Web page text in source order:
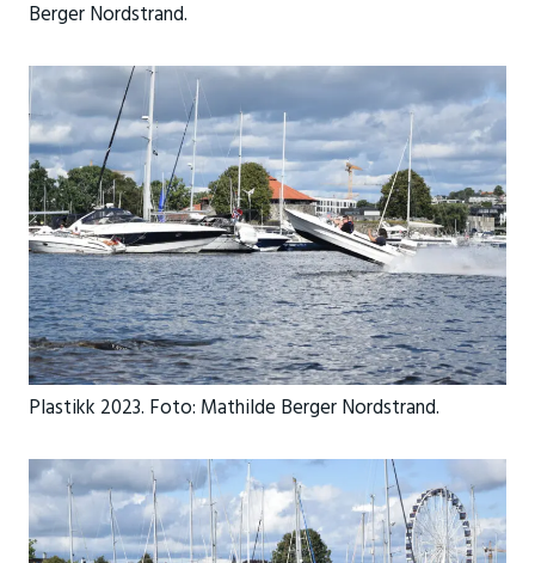
Berger Nordstrand.
Plastikk 2023. Foto: Mathilde Berger Nordstrand.